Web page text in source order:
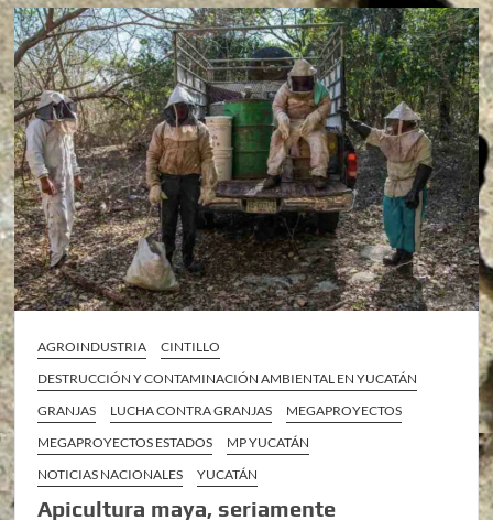
AGROINDUSTRIA
CINTILLO
DESTRUCCIÓN Y CONTAMINACIÓN AMBIENTAL EN YUCATÁN
GRANJAS
LUCHA CONTRA GRANJAS
MEGAPROYECTOS
MEGAPROYECTOS ESTADOS
MP YUCATÁN
NOTICIAS NACIONALES
YUCATÁN
Apicultura maya, seriamente